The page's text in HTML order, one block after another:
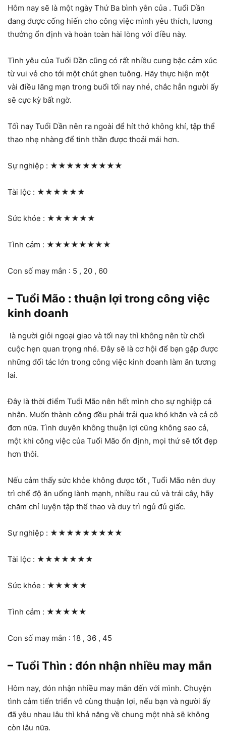
Hôm nay sẽ là một ngày Thứ Ba bình yên của . Tuổi Dần
đang được cống hiến cho công việc mình yêu thích, lương
thưởng ổn định và hoàn toàn hài lòng với điều này.
Tình yêu của Tuổi Dần cũng có rất nhiều cung bậc cảm xúc
từ vui vẻ cho tới một chút ghen tuông. Hãy thực hiện một
vài điều lãng mạn trong buổi tối nay nhé, chắc hẳn người ấy
sẽ cực kỳ bất ngờ.
Tối nay Tuổi Dần nên ra ngoài để hít thở không khí, tập thể
thao nhẹ nhàng để tinh thần được thoải mái hơn.
Sự nghiệp : ★★★★★★★★★
Tài lộc : ★★★★★★
Sức khỏe : ★★★★★★
Tình cảm : ★★★★★★★★
Con số may mắn : 5 , 20 , 60
– Tuổi Mão : thuận lợi trong công việc
kinh doanh
là người giỏi ngoại giao và tối nay thì không nên từ chối
cuộc hẹn quan trọng nhé. Đây sẽ là cơ hội để bạn gặp được
những đối tác lớn trong công việc kinh doanh làm ăn tương
lai.
Đây là thời điểm Tuổi Mão nên hết mình cho sự nghiệp cá
nhân. Muốn thành công đều phải trải qua khó khăn và cả cô
đơn nữa. Tình duyên không thuận lợi cũng không sao cả,
một khi công việc của Tuổi Mão ổn định, mọi thứ sẽ tốt đẹp
hơn thôi.
Nếu cảm thấy sức khỏe không được tốt , Tuổi Mão nên duy
trì chế độ ăn uống lành mạnh, nhiều rau củ và trái cây, hãy
chăm chỉ luyện tập thể thao và duy trì ngủ đủ giấc.
Sự nghiệp : ★★★★★★★★★
Tài lộc : ★★★★★★★
Sức khỏe : ★★★★★
Tình cảm : ★★★★★
Con số may mắn : 18 , 36 , 45
– Tuổi Thìn : đón nhận nhiều may mắn
Hôm nay, đón nhận nhiều may mắn đến với mình. Chuyện
tình cảm tiến triển vô cùng thuận lợi, nếu bạn và người ấy
đã yêu nhau lâu thì khả năng về chung một nhà sẽ không
còn lâu nữa.